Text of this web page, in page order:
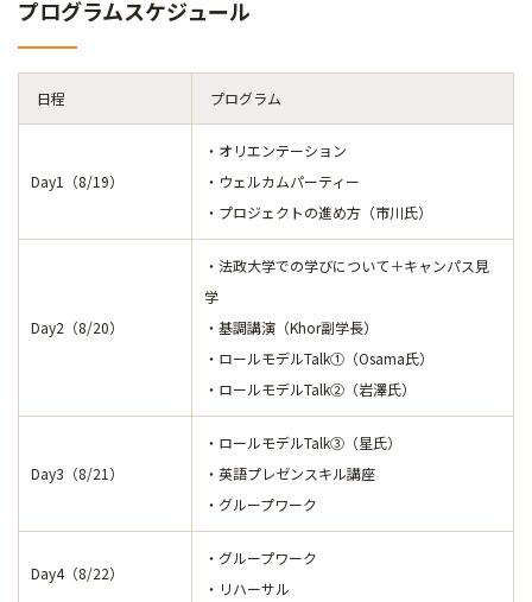
プログラムスケジュール
日程 プログラム
Day1（8/19）
・オリエンテーション
・ウェルカムパーティー
・プロジェクトの進め方（市川氏）
Day2（8/20）
・法政大学での学びについて＋キャンパス見
学
・基調講演（Khor副学長）
・ロールモデルTalk①（Osama氏）
・ロールモデルTalk②（岩澤氏）
Day3（8/21）
・ロールモデルTalk③（星氏）
・英語プレゼンスキル講座
・グループワーク
Day4（8/22）
・グループワーク
・リハーサル